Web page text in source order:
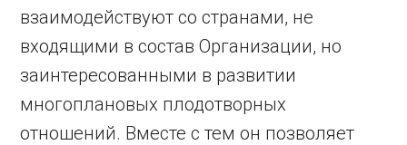
взаимодействуют со странами, не
входящими в состав Организации, но
заинтересованными в развитии
многоплановых плодотворных
отношений. Вместе с тем он позволяет